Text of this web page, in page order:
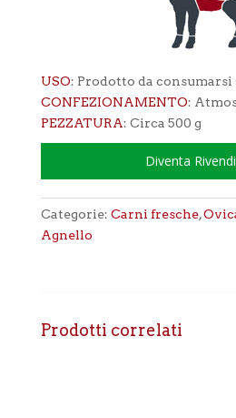
USO: Prodotto da consumarsi
CONFEZIONAMENTO:
PEZZATURA: Circa 500 g
Diventa
Categorie: Carni fresche,
Agnello
Prodotti correlati